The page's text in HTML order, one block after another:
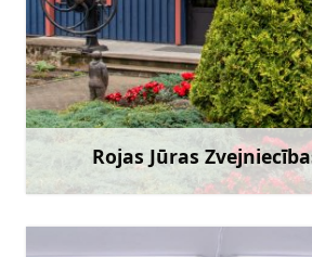
Rojas Jūras
rojasmuzejs@talsi.lv
+371 29432899
Doties